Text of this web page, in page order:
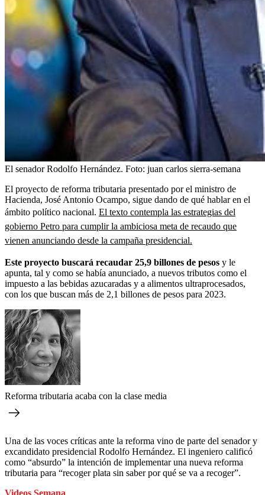
El senador Rodolfo Hernández. Foto: juan carlos sierra-semana
El proyecto de reforma tributaria presentado por el ministro de
Hacienda, José Antonio Ocampo, sigue dando de qué hablar en el
ámbito político nacional. El texto contempla las estrategias del
gobierno Petro para cumplir la ambiciosa meta de recaudo que
vienen anunciando desde la campaña presidencial.
Este proyecto buscará recaudar 25,9 billones de pesos y le
apunta, tal y como se había anunciado, a nuevos tributos como el
impuesto a las bebidas azucaradas y a alimentos ultraprocesados,
con los que buscan más de 2,1 billones de pesos para 2023.
Reforma tributaria acaba con la clase media
Una de las voces críticas ante la reforma vino de parte del senador y
excandidato presidencial Rodolfo Hernández. El ingeniero calificó
como “absurdo” la intención de implementar una nueva reforma
tributaria para “recoger plata sin saber por qué se va a recoger”.
Videos Semana